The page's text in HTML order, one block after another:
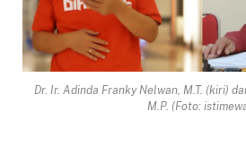
Dr. Ir. Adinda Franky Nelwan, M.T. (kiri)
M.P. (Foto: